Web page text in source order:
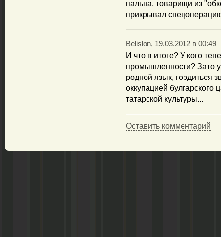
пальца, товарищи из
прикрывал
Belislon, 19.03.2012 в 00:49
И что в итоге? У кого
промышленности? Зато у
родной язык, гордиться
оккупацией булгарского
татарской культуры...
Оставить комментарий